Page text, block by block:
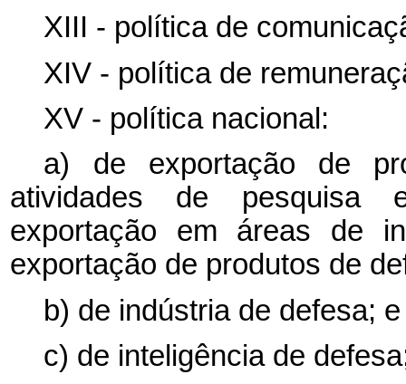
XIII - política de
XIV - política de
XV - política nacional:
a) de exportação de
atividades de pesquisa
exportação em áreas de
exportação de produtos de
b) de indústria de defesa; e
c) de inteligência de